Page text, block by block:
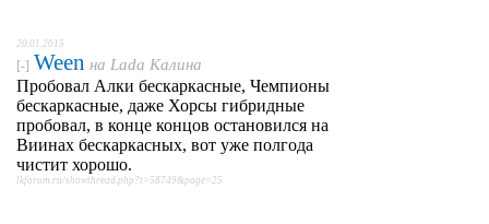
20.01.2015
[-] Ween на Lada Калина
Пробовал Алки бескаркасные, Чемпионы
бескаркасные, даже Хорсы гибридные
пробовал, в конце концов остановился на
Виинах бескаркасных, вот уже полгода
чистит хорошо.
lkforum.ru/showthread.php?t=58749&page=25